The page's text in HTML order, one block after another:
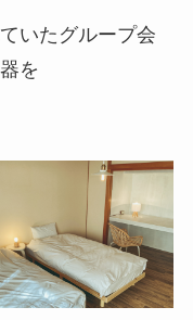
いたグループ会
を